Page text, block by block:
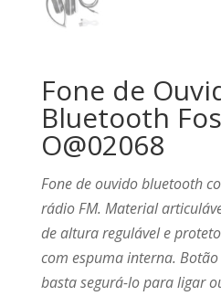
Fone de
Bluetooth
O@02068
Fone de ouvido bluetooth
rádio FM. Material
de altura regulável e
com espuma interna.
basta segurá-lo para ligar